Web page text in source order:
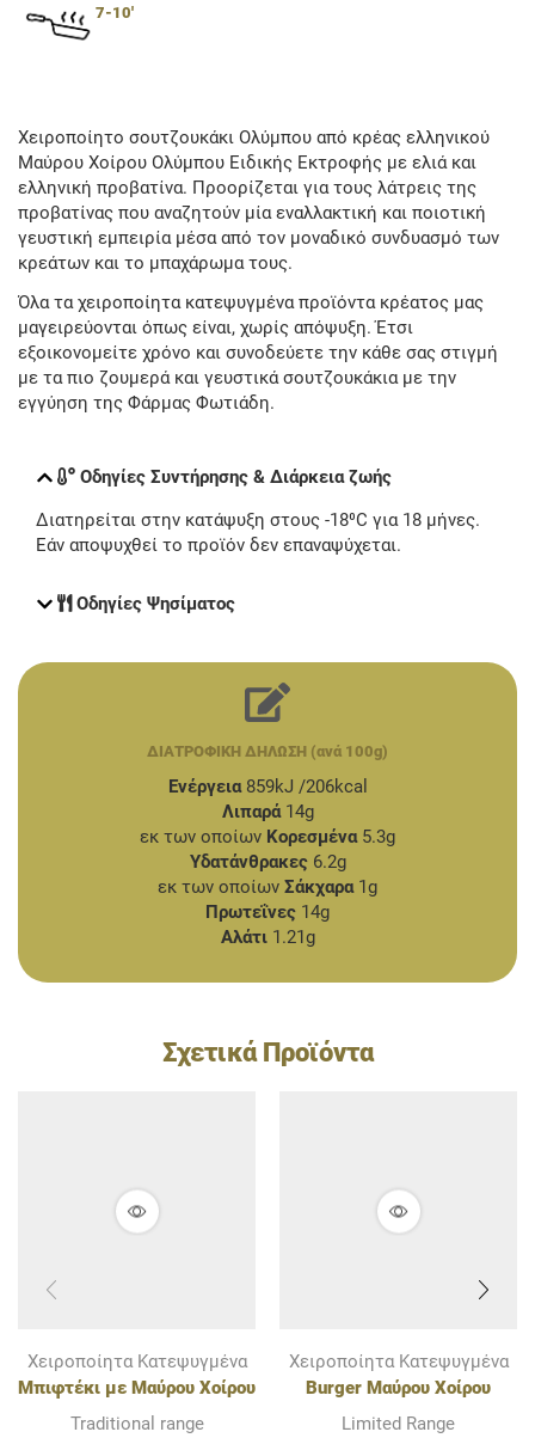
7-10'
Χειροποίητο σουτζουκάκι Ολύμπου από κρέας ελληνικού
Μαύρου Χοίρου Ολύμπου Ειδικής Εκτροφής με ελιά και
ελληνική προβατίνα. Προορίζεται για τους λάτρεις της
προβατίνας που αναζητούν μία εναλλακτική και ποιοτική
γευστική εμπειρία μέσα από τον μοναδικό συνδυασμό των
κρεάτων και το μπαχάρωμα τους.
Όλα τα χειροποίητα κατεψυγμένα προϊόντα κρέατος μας
μαγειρεύονται όπως είναι, χωρίς απόψυξη. Έτσι
εξοικονομείτε χρόνο και συνοδεύετε την κάθε σας στιγμή
με τα πιο ζουμερά και γευστικά σουτζουκάκια με την
εγγύηση της Φάρμας Φωτιάδη.
Οδηγίες Συντήρησης & Διάρκεια ζωής
Διατηρείται στην κατάψυξη στους -18⁰C για 18 μήνες.
Εάν αποψυχθεί το προϊόν δεν επαναψύχεται.
Οδηγίες Ψησίματος
ΔΙΑΤΡΟΦΙΚΗ ΔΗΛΩΣΗ (ανά 100g)
Ενέργεια859kJ /206kcal
Λιπαρά14g
εκ των οποίων Κορεσμένα5.3g
Υδατάνθρακες6.2g
εκ των οποίων Σάκχαρα1g
Πρωτεΐνες 14g
Αλάτι1.21g
Σχετικά Προϊόντα
Χειροποίητα Κατεψυγμένα
Μπιφτέκι με Μαύρου Χοίρου
Ολύμπου
Traditional range
Χειροποίητα Κατεψυγμένα
Burger Μαύρου Χοίρου
Ολύμπου
Limited Range